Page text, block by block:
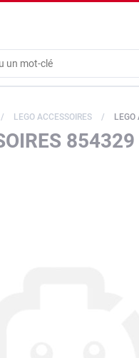
LEGO ACCESSOIRES LEGO